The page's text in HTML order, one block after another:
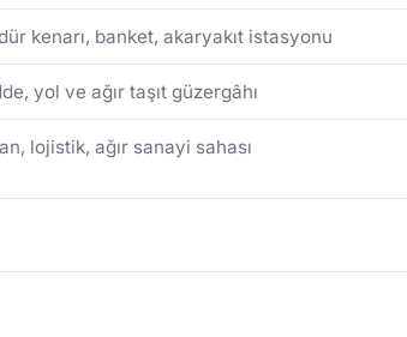
kenarı, banket, akaryakıt istasyonu
yol ve ağır taşıt güzergâhı
lojistik, ağır sanayi sahası